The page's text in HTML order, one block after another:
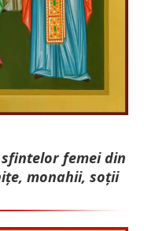
femei din
monahii, soții